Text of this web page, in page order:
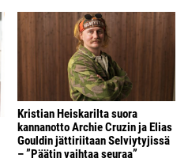
Kristian Heiskarilta suora
kannanotto Archie Cruzin ja Elias
Gouldin jättiriitaan Selviytyjissä
– ”Päätin vaihtaa seuraa”